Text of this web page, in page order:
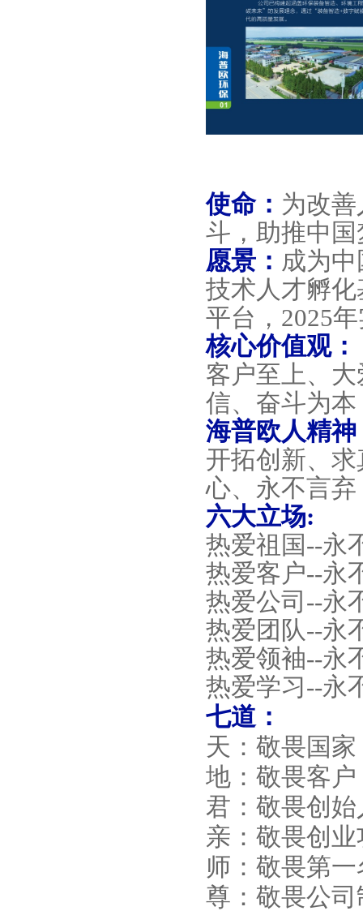
使命： 为改
斗，助推中国
愿景： 成为
技术人才孵
平台， 2025
核心价值观：
客户至上、
信、奋斗为本
海普欧人精神
开拓创新、
心、永不言弃
六大立场:
热爱祖国--永
热爱客户--永
热爱公司 --永
热爱团队--永
热爱领袖--永
热爱学习 --永
七道：
天：敬畏国家
地：敬畏客户
君：敬畏创始
亲：敬畏创业
师：敬畏第一
尊：敬畏公司